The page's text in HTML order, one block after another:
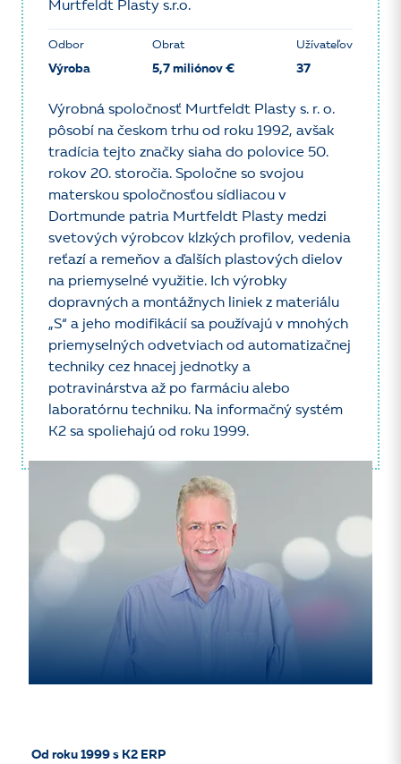
Murtfeldt Plasty s.r.o.
Odbor
Výroba
Obrat
5,7 miliónov €
Užívateľov
37
Výrobná spoločnosť Murtfeldt Plasty s. r. o.
pôsobí na českom trhu od roku 1992, avšak
tradícia tejto značky siaha do polovice 50.
rokov 20. storočia. Spoločne so svojou
materskou spoločnosťou sídliacou v
Dortmunde patria Murtfeldt Plasty medzi
svetových výrobcov klzkých profilov, vedenia
reťazí a remeňov a ďalších plastových dielov
na priemyselné využitie. Ich výrobky
dopravných a montážnych liniek z materiálu
„S“ a jeho modifikácií sa používajú v mnohých
priemyselných odvetviach od automatizačnej
techniky cez hnacej jednotky a
potravinárstva až po farmáciu alebo
laboratórnu techniku. Na informačný systém
K2 sa spoliehajú od roku 1999.
Od roku 1999 s K2 ERP